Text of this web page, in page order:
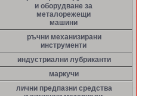
и оборудване за
металорежещи
машини
ръчни механизирани
инструменти
индустриални лубриканти
маркучи
лични предпазни средства